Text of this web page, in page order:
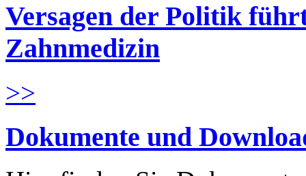
Versagen der Politik
Zahnmedizin
>>
Dokumente und